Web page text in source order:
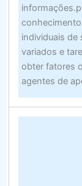
individuais de
variados e
obter fatores
agentes de